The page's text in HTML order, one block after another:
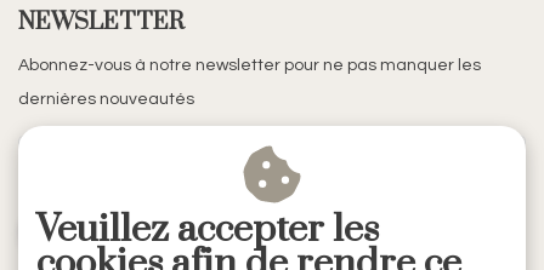
NEWSLETTER
Abonnez-vous à notre newsletter pour ne pas manquer les
dernières nouveautés
S'ABONNER
Veuillez accepter les